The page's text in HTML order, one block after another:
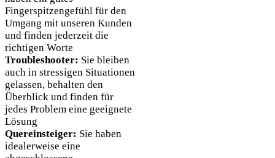
Fingerspitzengefühl für den
Umgang mit unseren Kunden
und finden jederzeit die
richtigen Worte
Troubleshooter: Sie bleiben
auch in stressigen Situationen
gelassen, behalten den
Überblick und finden für
jedes Problem eine geeignete
Lösung
Quereinsteiger: Sie haben
idealerweise eine